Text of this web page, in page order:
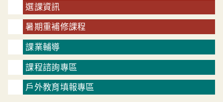
選課資訊
暑期重補修課程
課業輔導
課程諮詢專區
戶外教育填報專區